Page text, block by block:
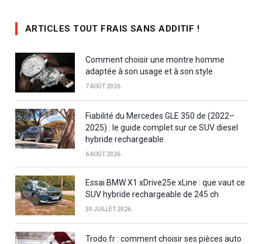
ARTICLES TOUT FRAIS SANS ADDITIF !
Comment choisir une montre homme
adaptée à son usage et à son style
7 AOÛT 2026
Fiabilité du Mercedes GLE 350 de (2022–
2025) : le guide complet sur ce SUV diesel
hybride rechargeable
6 AOÛT 2026
Essai BMW X1 xDrive25e xLine : que vaut ce
SUV hybride rechargeable de 245 ch
30 JUILLET 2026
Trodo.fr : comment choisir ses pièces auto